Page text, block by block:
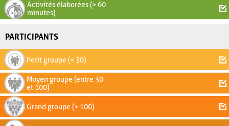
Activités élaborées (> 60
minutes)
PARTICIPANTS
Petit groupe (< 30)
Moyen groupe (entre 30
et 100)
Grand groupe (> 100)